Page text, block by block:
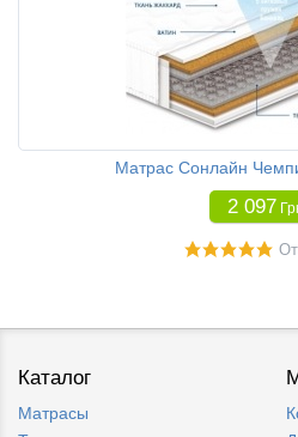
Матрас Сонлайн
2 097
Каталог
Матрасы